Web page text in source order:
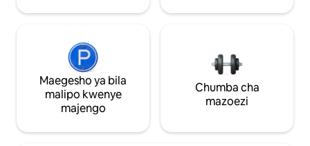
Maegesho ya bila
malipo kwenye
majengo
Chumba cha
mazoezi